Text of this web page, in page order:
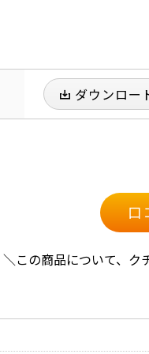
ダウンロー
口
＼この商品について、ク